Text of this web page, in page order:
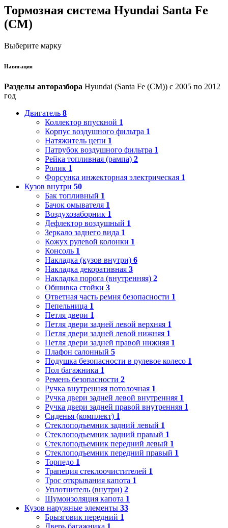
Тормозная система Hyundai Santa Fe
(CM)
Выберите марку
Навигация
Разделы авторазбора Hyundai (Santa Fe (CM)) с 2005 по 2012
год
Двигатель 8
Коллектор впускной 1
Корпус воздушного фильтра 1
Натяжитель цепи 1
Патрубок воздушного фильтра 1
Рейка топливная (рампа) 2
Ролик 1
Форсунка инжекторная электрическая 1
Кузов внутри 50
Бак топливный 1
Бачок омывателя 1
Воздухозаборник 1
Дефлектор воздушный 1
Зеркало заднего вида 1
Кожух рулевой колонки 1
Консоль 1
Накладка (кузов внутри) 6
Накладка декоративная 3
Накладка порога (внутренняя) 2
Обшивка стойки 3
Ответная часть ремня безопасности 1
Пепельница 1
Петля двери 1
Петля двери задней левой верхняя 1
Петля двери задней левой нижняя 1
Петля двери задней правой нижняя 1
Плафон салонный 5
Подушка безопасности в рулевое колесо 1
Пол багажника 1
Ремень безопасности 2
Ручка внутренняя потолочная 1
Ручка двери задней левой внутренняя 1
Ручка двери задней правой внутренняя 1
Сиденья (комплект) 1
Стеклоподъемник задний левый 1
Стеклоподъемник задний правый 1
Стеклоподъемник передний левый 1
Стеклоподъемник передний правый 1
Торпедо 1
Трапеция стеклоочистителей 1
Трос открывания капота 1
Уплотнитель (внутри) 2
Шумоизоляция капота 1
Кузов наружные элементы 33
Брызговик передний 1
Дверь багажника 1